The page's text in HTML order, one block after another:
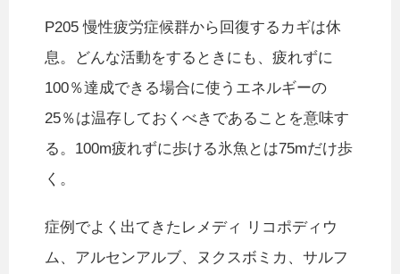
P205 慢性疲労症候群から回復するカギは休
息。どんな活動をするときにも、疲れずに
100％達成できる場合に使うエネルギーの
25％は温存しておくべきであることを意味す
る。100m疲れずに歩ける氷魚とは75mだけ歩
く。
症例でよく出てきたレメディ リコポディウ
ム、アルセンアルブ、ヌクスボミカ、サルフ